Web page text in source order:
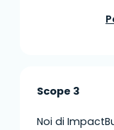
Scope 3
Noi di